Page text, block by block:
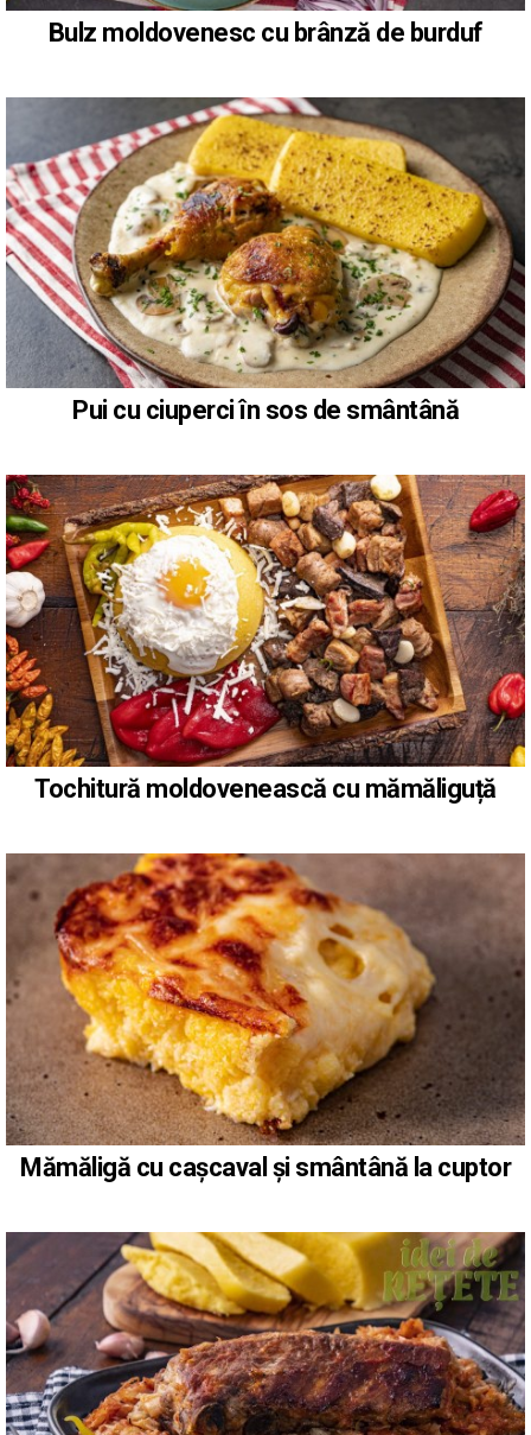
Bulz moldovenesc cu brânză de burduf
Pui cu ciuperci în sos de smântână
Tochitură moldovenească cu mămăliguță
Mămăligă cu cașcaval și smântână la cuptor